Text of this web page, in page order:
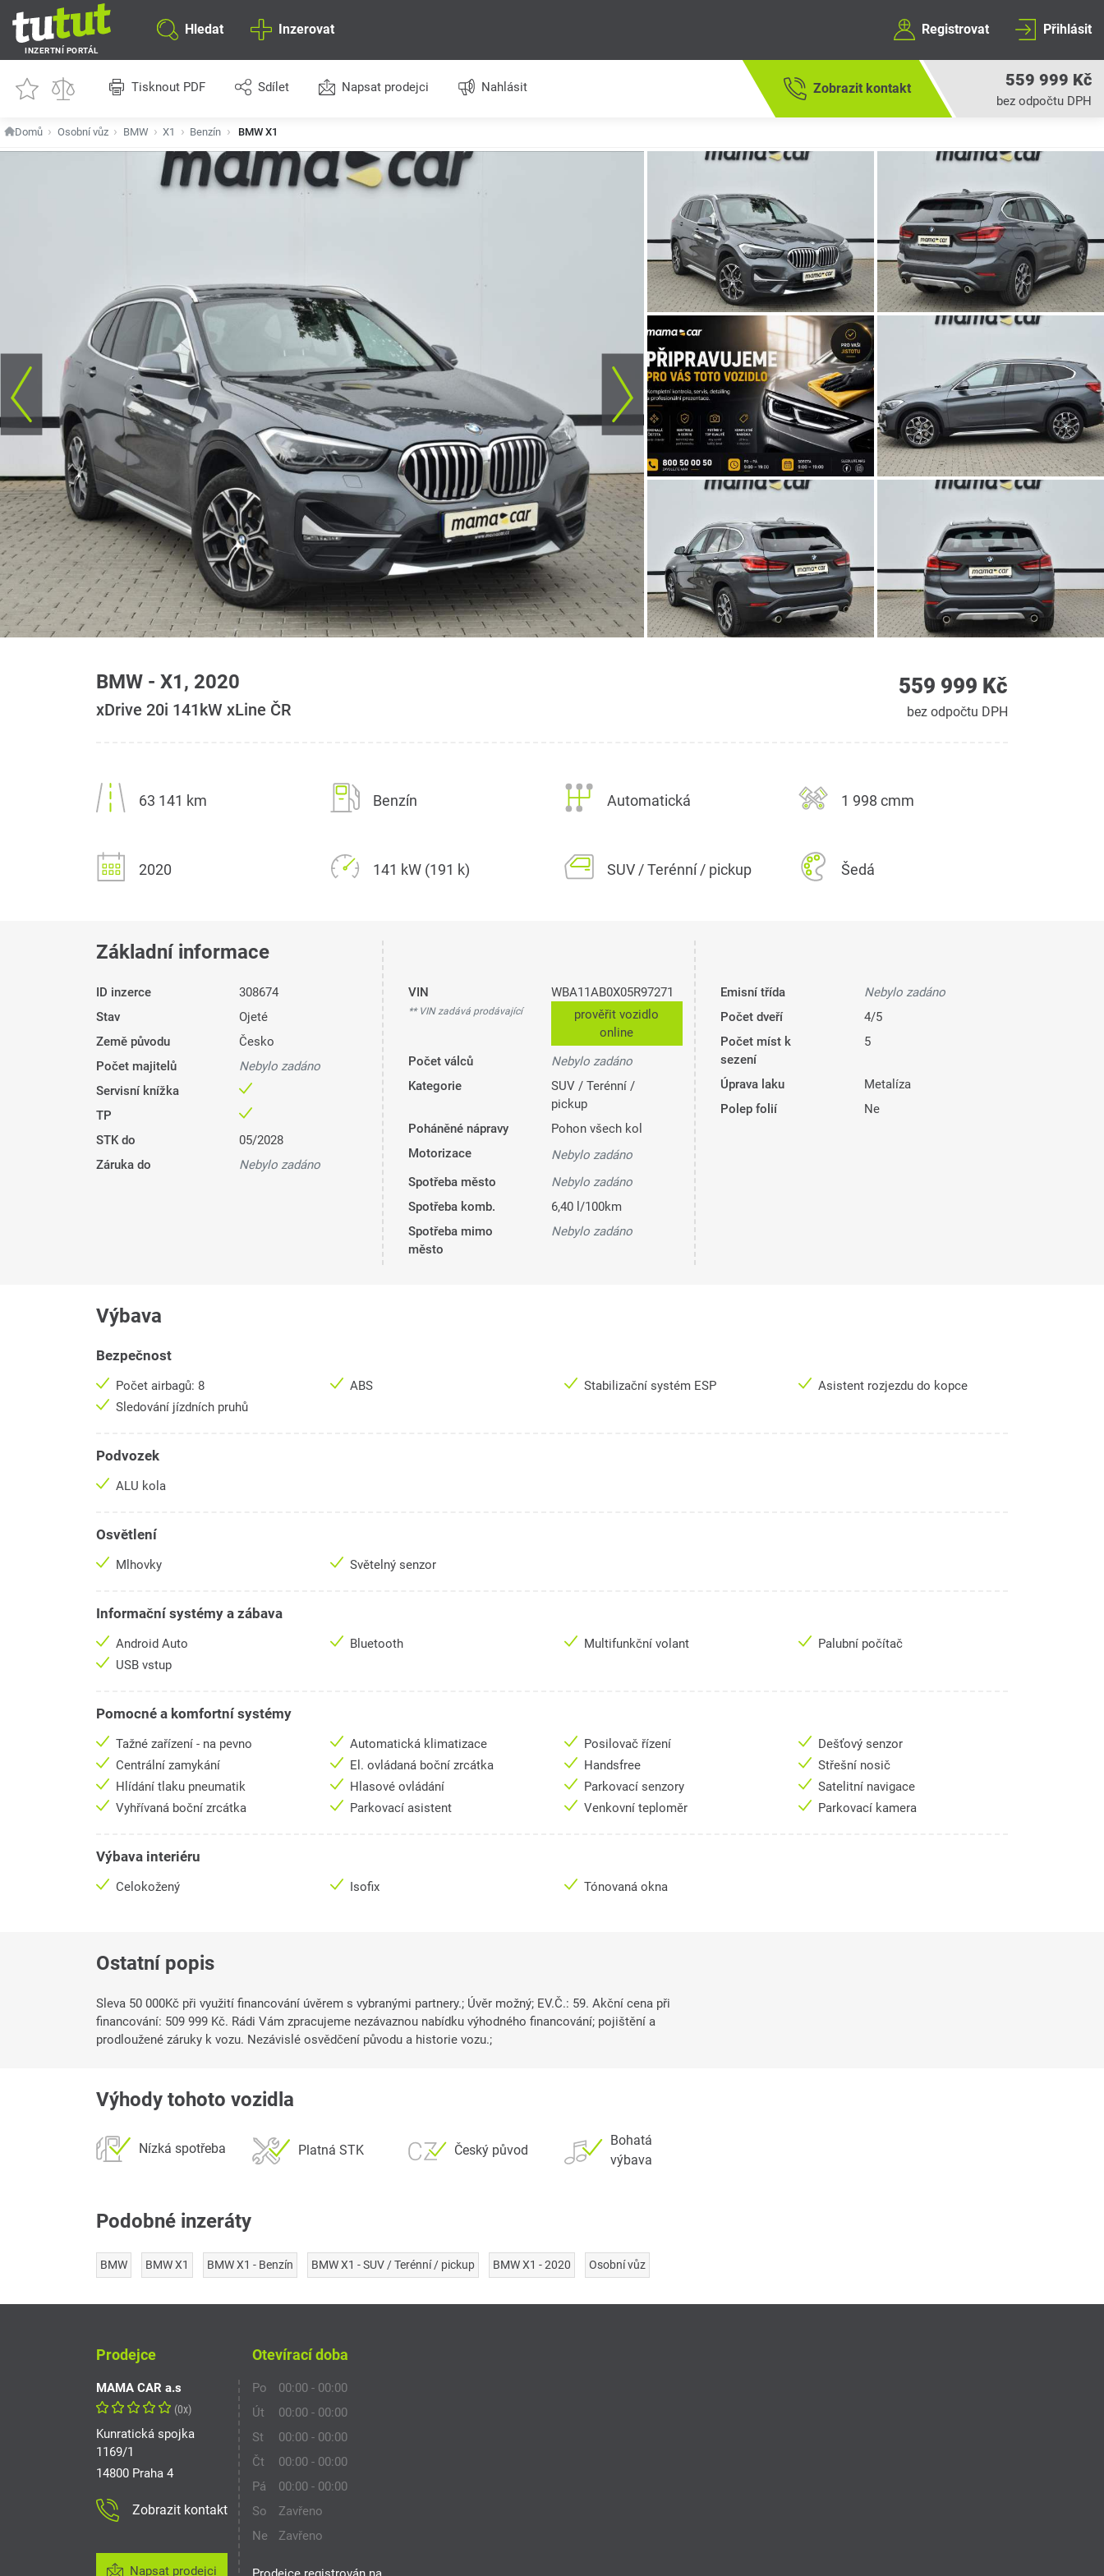
INZERTNÍ PORTÁL
Hledat Inzerovat Registrovat Přihlásit
Tisknout PDF Sdílet Napsat prodejci Nahlásit 559 999 Kč
bez odpočtu DPH
Zobrazit kontakt
Domů Osobní vůz BMW X1 Benzín BMW X1
BMW - X1, 2020
xDrive 20i 141kW xLine ČR
559 999 Kč
bez odpočtu DPH
63 141 km Benzín Automatická 1 998 cmm
2020 141 kW (191 k) SUV / Terénní / pickup Šedá
Základní informace
ID inzerce
308674
Stav
Ojeté
Země původu
Česko
Počet majitelů
Nebylo zadáno
Servisní knížka
TP
STK do
05/2028
Záruka do
Nebylo zadáno
VIN
** VIN zadává prodávající
WBA11AB0X05R97271
prověřit vozidlo
online
Počet válců
Nebylo zadáno
Kategorie
SUV / Terénní /
pickup
Poháněné nápravy
Pohon všech kol
Motorizace
Nebylo zadáno
Spotřeba město
Nebylo zadáno
Spotřeba komb.
6,40 l/100km
Spotřeba mimo
město
Nebylo zadáno
Emisní třída
Nebylo zadáno
Počet dveří
4/5
Počet míst k
sezení
5
Úprava laku
Metalíza
Polep folií
Ne
Výbava
Bezpečnost
Počet airbagů: 8 ABS Stabilizační systém ESP
Asistent rozjezdu do kopce
Sledování jízdních pruhů
Podvozek
ALU kola
Osvětlení
Mlhovky Světelný senzor
Informační systémy a zábava
Android Auto Bluetooth Multifunkční volant
Palubní počítač
USB vstup
Pomocné a komfortní systémy
Tažné zařízení - na pevno Automatická klimatizace Posilovač řízení
Dešťový senzor
Centrální zamykání
El. ovládaná boční zrcátka Handsfree
Střešní nosič
Hlídání tlaku pneumatik
Hlasové ovládání Parkovací senzory
Satelitní navigace
Vyhřívaná boční zrcátka
Parkovací asistent Venkovní teploměr Parkovací kamera
Výbava interiéru
Celokožený Isofix Tónovaná okna
Ostatní popis
Sleva 50 000Kč při využití financování úvěrem s vybranými partnery.; Úvěr možný; EV.Č.: 59. Akční cena při
financování: 509 999 Kč. Rádi Vám zpracujeme nezávaznou nabídku výhodného financování; pojištění a
prodloužené záruky k vozu. Nezávislé osvědčení původu a historie vozu.;
Výhody tohoto vozidla
Nízká spotřeba Platná STK Český původ
Bohatá
výbava
Podobné inzeráty
BMW BMW X1 BMW X1 - Benzín BMW X1 - SUV / Terénní / pickup BMW X1 - 2020 Osobní vůz
Prodejce
MAMA CAR a.s
(0x)
Kunratická spojka
1169/1
14800 Praha 4
Zobrazit kontakt
Napsat prodejci
Otevírací doba
Po
00:00 - 00:00
Út
00:00 - 00:00
St
00:00 - 00:00
Čt
00:00 - 00:00
Pá
00:00 - 00:00
So
Zavřeno
Ne
Zavřeno